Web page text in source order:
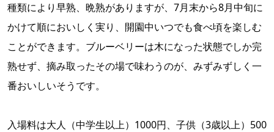
種類により早熟、晩熟がありますが、7月末から8月中旬に
かけて順においしく実り、開園中いつでも食べ頃を楽しむ
ことができます。ブルーベリーは木になった状態でしか完
熟せず、摘み取ったその場で味わうのが、みずみずしく一
番おいしいそうです。
入場料は大人（中学生以上）1000円、子供（3歳以上）500